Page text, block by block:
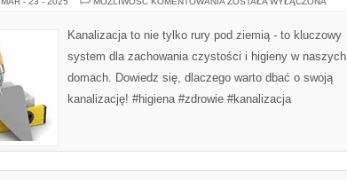
KLUCZOWE
DLA
ZDROWIA
Kanalizacja to nie tylko rury pod ziemią - to kluczowy
system dla zachowania czystości i higieny w naszych
domach. Dowiedz się, dlaczego warto dbać o swoją
kanalizację! #higiena #zdrowie #kanalizacja